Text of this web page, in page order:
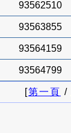
93562510
93563855
93564159
93564799
[第一頁 /